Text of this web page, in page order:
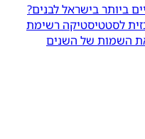
ביותר בישראל לבנים?
לסטטיסטיקה רשימת
את השמות של השנים